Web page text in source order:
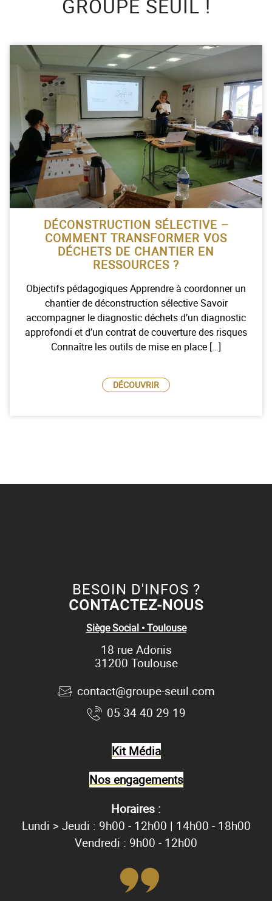
PROTECTION DE
L’ENFANCE
GROUPE SEUIL !
DÉCONSTRUCTION SÉLECTIVE –
COMMENT TRANSFORMER VOS
DÉCHETS DE CHANTIER EN
RESSOURCES ?
Objectifs pédagogiques Apprendre à coordonner un
chantier de déconstruction sélective Savoir
accompagner le diagnostic déchets d’un diagnostic
approfondi et d’un contrat de couverture des risques
Connaître les outils de mise en place […]
DÉCOUVRIR
BESOIN D'INFOS ?
CONTACTEZ-NOUS
Siège Social • Toulouse
18 rue Adonis
31200 Toulouse
contact@groupe-seuil.com
05 34 40 29 19
Kit Média
Nos engagements
Horaires :
Lundi > Jeudi : 9h00 - 12h00 | 14h00 - 18h00
Vendredi : 9h00 - 12h00